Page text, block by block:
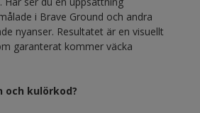
i Brave Ground och andra
nyanser. Resultatet är en visuellt
garanterat kommer väcka
och kulörkod?